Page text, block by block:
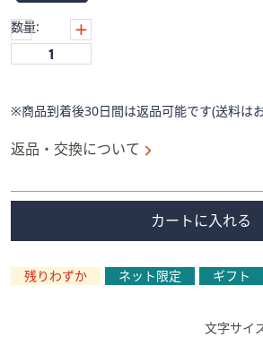
き
数量:
※商品到着後30日間は返品可能です(送料はお
返品・交換について
カートに入れる
残りわずか ネット限定 ギフト
文字サイ